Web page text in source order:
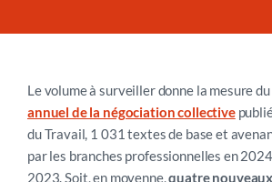
Le volume à surveiller donne la mesure
annuel de la négociation collective
du Travail, 1 031 textes de base et
par les branches professionnelles en
2023.Soit, en moyenne,quatre